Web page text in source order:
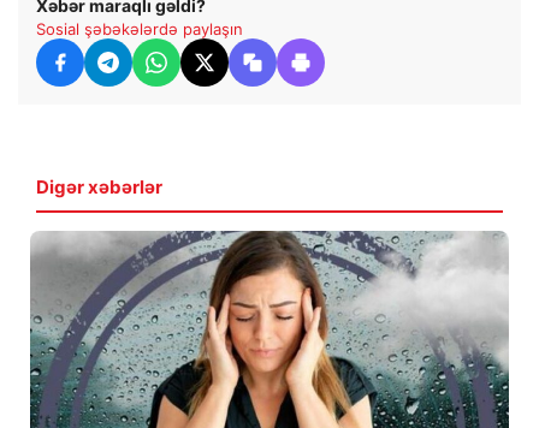
Xəbər maraqlı gəldi?
Sosial şəbəkələrdə paylaşın
Digər xəbərlər